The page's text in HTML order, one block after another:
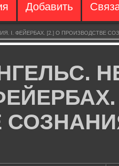
Добавить
I. ФЕЙЕРБАХ. [2.] О ПРОИЗВОДСТВЕ